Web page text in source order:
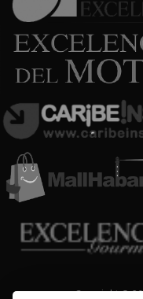
Copyright ©